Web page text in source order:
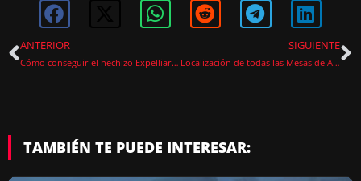
ANTERIOR
Cómo conseguir el hechizo Expelliarmus en Hogwarts Legacy
SIGUIENTE
Localización de todas las Mesas de Astronomía en Hogwarts Legacy (2026)
TAMBIÉN TE PUEDE INTERESAR: